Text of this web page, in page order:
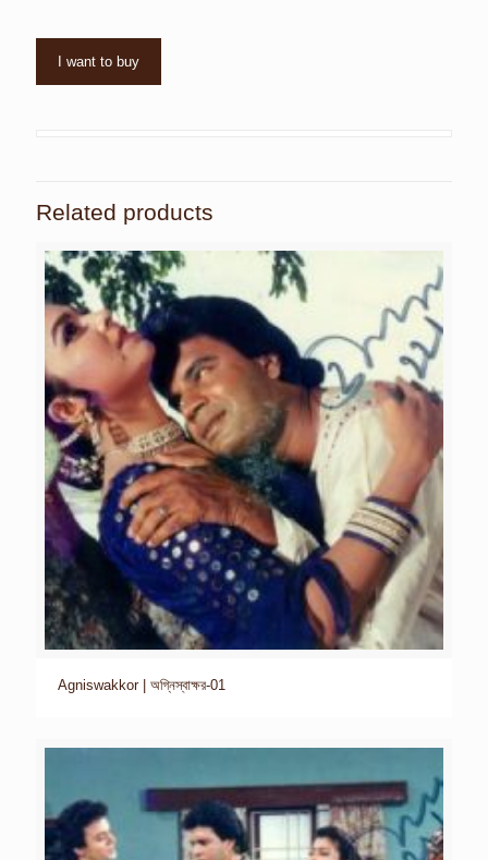
I want to buy
Related products
Agniswakkor | অগ্নিস্বাক্ষর-01